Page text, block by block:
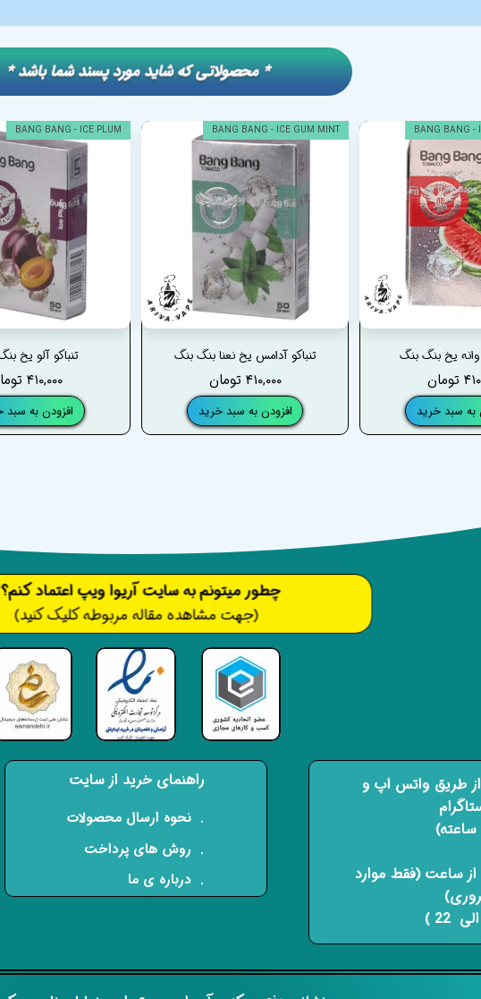
تنباکو آلو یخ
۴۱۰,۰۰۰ تومان
افزودن به سبد
BANG BANG - ICE PLUM
تنباکو آدامس یخ نعنا بنگ بنگ
۴۱۰,۰۰۰ تومان
افزودن به سبد خرید
BANG BANG - ICE GUM MINT
یخ بنگ بنگ
به سبد خرید
BANG BANG -
​​* محصولاتی که شاید مورد پسند شما باشد *
​​​چطور میتونم به سایت آریوا ویپ اعتماد
(جهت مشاهده مقاله مربوطه کلیک کنید)
راهنمای خرید از سایت
​. نحوه ارسال محصولات
. روش های پرداخت
. درباره ی ما
از طریق واتس اپ و
از ساعت (فقط موارد